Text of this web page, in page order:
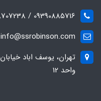
09390885716 / 02188707238
info@ssrobinson.com
واحد 12